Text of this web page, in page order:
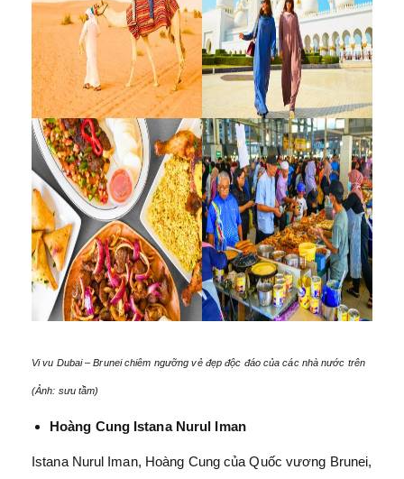
Vi vu Dubai – Brunei chiêm ngưỡng vẻ đẹp độc đáo của các nhà nước trên
(Ảnh: sưu tầm)
Hoàng Cung Istana Nurul Iman
Istana Nurul Iman, Hoàng Cung của Quốc vương Brunei,